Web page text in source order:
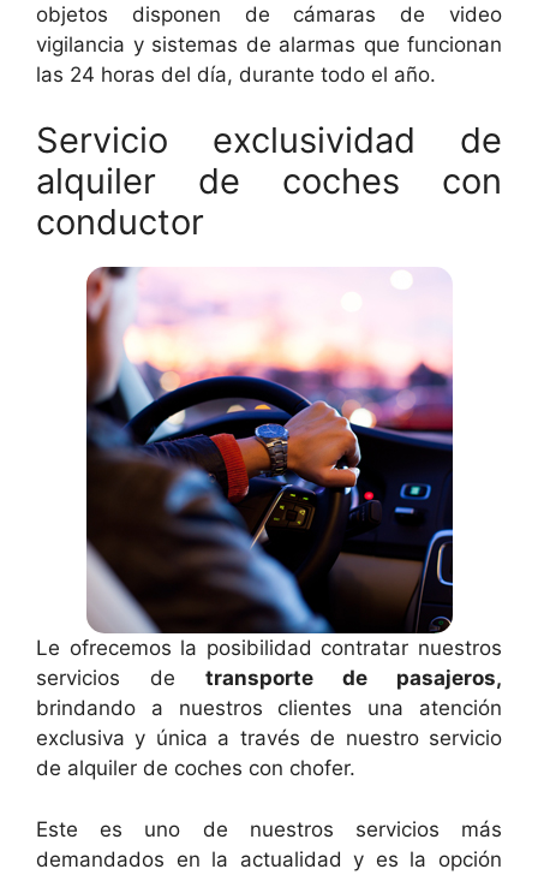
objetos disponen de cámaras de video
vigilancia y sistemas de alarmas que funcionan
las 24 horas del día, durante todo el año.
Servicio exclusividad de
alquiler de coches con
conductor
Le ofrecemos la posibilidad contratar nuestros
servicios de transporte de pasajeros,
brindando a nuestros clientes una atención
exclusiva y única a través de nuestro servicio
de alquiler de coches con chofer.
Este es uno de nuestros servicios más
demandados en la actualidad y es la opción